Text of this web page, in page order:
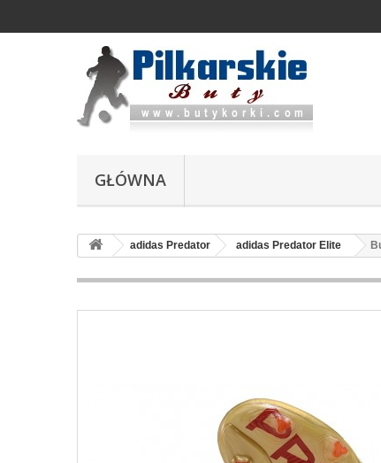
GŁÓWNA
adidas Predator adidas Predator Elite